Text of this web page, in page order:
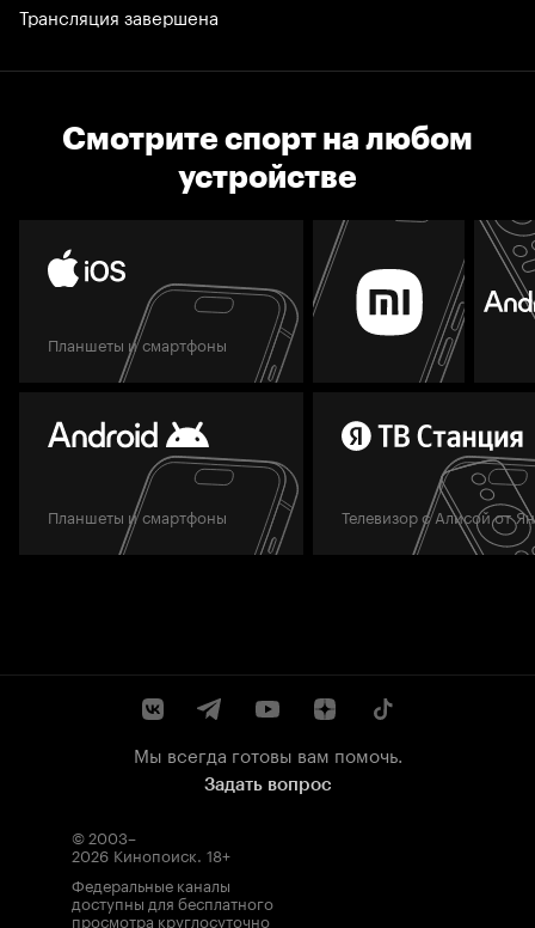
Трансляция завершена
Смотрите спорт на любом
устройстве
Планшеты и смартфоны
Планшеты и смартфоны Телевизор с Алисой от
Мы всегда готовы вам помочь.
Задать вопрос
© 2003–
2026 Кинопоиск. 18+
Федеральные каналы
доступны для бесплатного
просмотра круглосуточно